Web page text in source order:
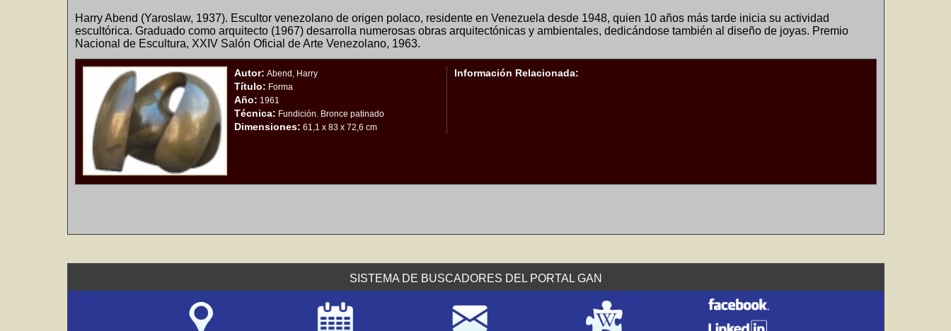
Harry Abend (Yaroslaw, 1937). Escultor venezolano de origen polaco, residente en Venezuela desde 1948, quien 10 años más tarde inicia su actividad
escultórica. Graduado como arquitecto (1967) desarrolla numerosas obras arquitectónicas y ambientales, dedicándose también al diseño de joyas. Premio
Nacional de Escultura, XXIV Salón Oficial de Arte Venezolano, 1963.
Autor: Abend, Harry
Título: Forma
Año: 1961
Técnica: Fundición. Bronce patinado
Dimensiones: 61,1 x 83 x 72,6 cm
Información Relacionada:
SISTEMA DE BUSCADORES DEL PORTAL GAN